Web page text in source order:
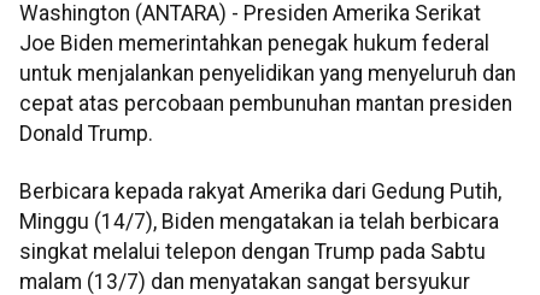
Washington (ANTARA) - Presiden Amerika Serikat
Joe Biden memerintahkan penegak hukum federal
untuk menjalankan penyelidikan yang menyeluruh dan
cepat atas percobaan pembunuhan mantan presiden
Donald Trump.
Berbicara kepada rakyat Amerika dari Gedung Putih,
Minggu (14/7), Biden mengatakan ia telah berbicara
singkat melalui telepon dengan Trump pada Sabtu
malam (13/7) dan menyatakan sangat bersyukur